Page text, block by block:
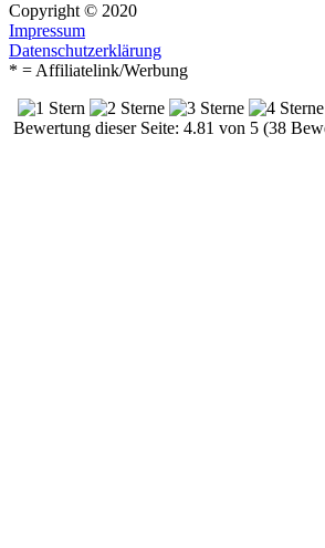
Copyright © 2020
Impressum
Datenschutzerklärung
* = Affiliatelink/Werbung
Bewertung dieser Seite: 4.81 von 5 (38